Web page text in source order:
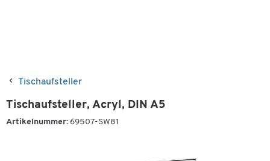
Tischaufsteller
Tischaufsteller, Acryl, DIN A5
Artikelnummer: 69507-SW81